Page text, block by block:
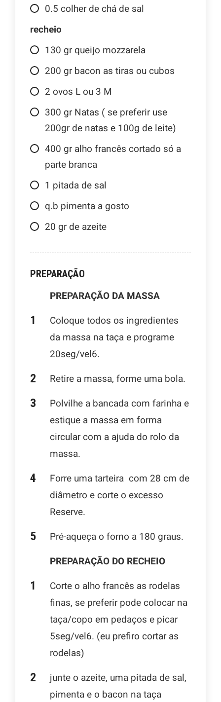
0.5 colher de chá de sal
recheio
130 gr queijo mozzarela
200 gr bacon as tiras ou cubos
2 ovos L ou 3 M
300 gr Natas ( se preferir use
200gr de natas e 100g de leite)
400 gr alho francês cortado só a
parte branca
1 pitada de sal
q.b pimenta a gosto
20 gr de azeite
PREPARAÇÃO
PREPARAÇÃO DA MASSA
Coloque todos os ingredientes
da massa na taça e programe
20seg/vel6.
Retire a massa, forme uma bola.
Polvilhe a bancada com farinha e
estique a massa em forma
circular com a ajuda do rolo da
massa.
Forre uma tarteira com 28 cm de
diâmetro e corte o excesso
Reserve.
Pré-aqueça o forno a 180 graus.
PREPARAÇÃO DO RECHEIO
Corte o alho francês as rodelas
finas, se preferir pode colocar na
taça/copo em pedaços e picar
5seg/vel6. (eu prefiro cortar as
rodelas)
junte o azeite, uma pitada de sal,
pimenta e o bacon na taça